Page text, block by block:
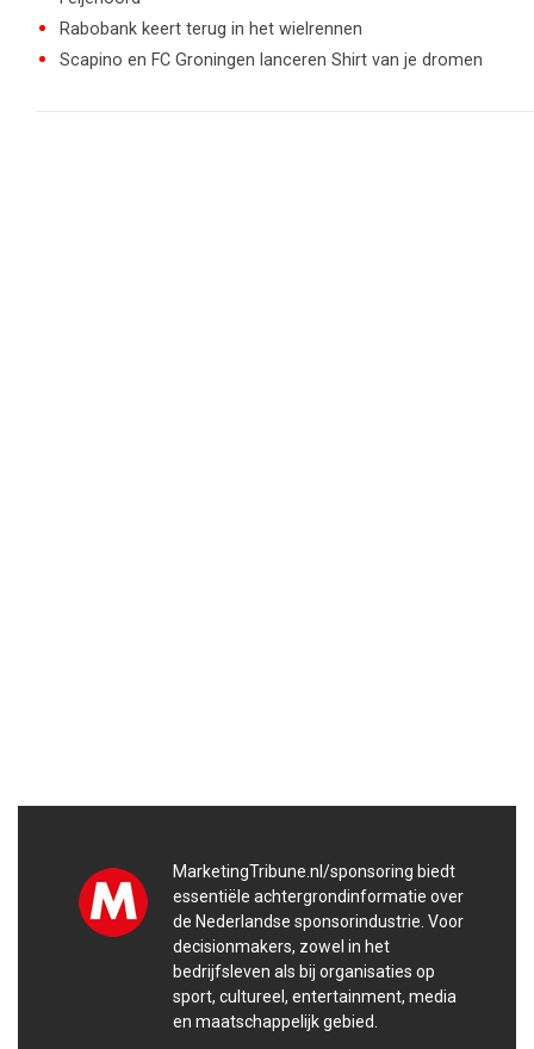
Rabobank keert terug in het wielrennen
Scapino en FC Groningen lanceren Shirt van je dromen
MarketingTribune.nl/sponsoring biedt
essentiële achtergrondinformatie over
de Nederlandse sponsorindustrie. Voor
decisionmakers, zowel in het
bedrijfsleven als bij organisaties op
sport, cultureel, entertainment, media
en maatschappelijk gebied.